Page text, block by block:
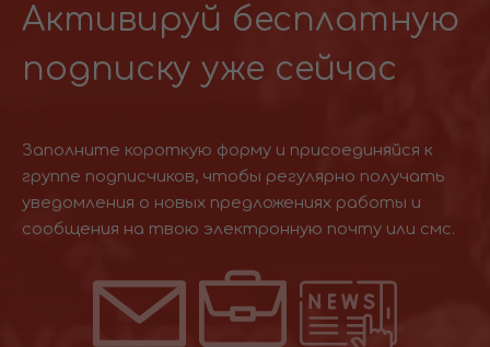
Активируй бесплатную
подписку уже сейчас
Заполните короткую форму и присоединяйся к
группе подписчиков, чтобы регулярно получать
уведомления о новых предложениях работы и
сообщения на твою электронную почту или смс.